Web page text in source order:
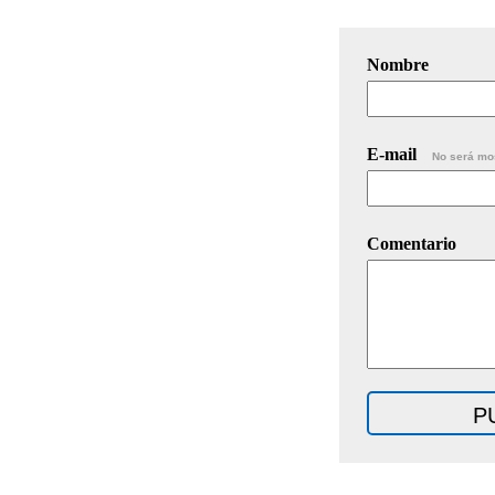
Nombre
E-mail No será
Comentario